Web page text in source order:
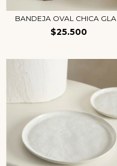
BANDEJA OVAL CHICA
$25.500